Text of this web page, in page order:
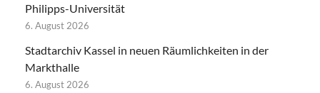
Philipps-Universität
6. August 2026
Stadtarchiv Kassel in neuen Räumlichkeiten in der
Markthalle
6. August 2026